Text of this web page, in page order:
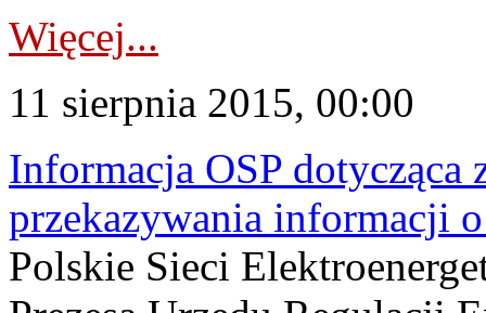
Więcej...
11 sierpnia 2015, 00:00
Informacja OSP dotycząca
przekazywania informacji
Polskie Sieci